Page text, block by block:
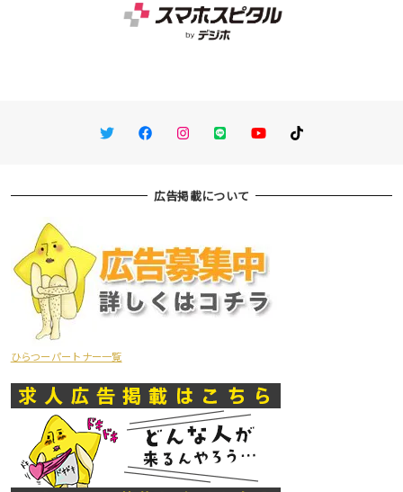
TwitterFacebookInstagram
LINE You TubeTikTok
広告掲載について
ひらつーパートナー一覧